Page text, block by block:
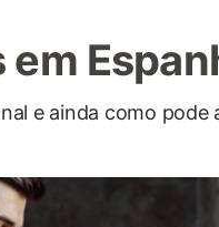
em
e ainda como